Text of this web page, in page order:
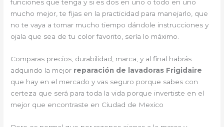
funciones que tenga y si es dos en uno o todo en uno
mucho mejor, te fijas en la practicidad para manejarlo, que
no te vaya a tomar mucho tiempo dándole instrucciones y
ojala que sea de tu color favorito, sería lo máximo.
Comparas precios, durabilidad, marca, y al final habrás
adquirido la mejor reparación de lavadoras Frigidaire
que hay en el mercado y vas seguro porque sabes con
certeza que será para toda la vida porque invertiste en el
mejor que encontraste en Ciudad de Mexico